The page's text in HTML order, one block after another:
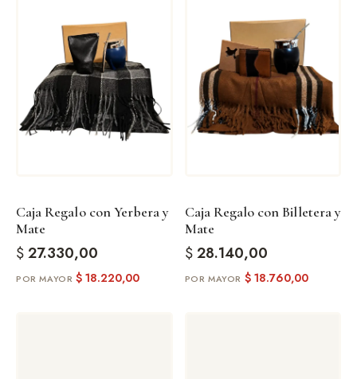
Caja Regalo con Yerbera y
Mate
$27.330,00
$ 18.220,00
Caja Regalo con Billetera y
Mate
$28.140,00
$18.760,00